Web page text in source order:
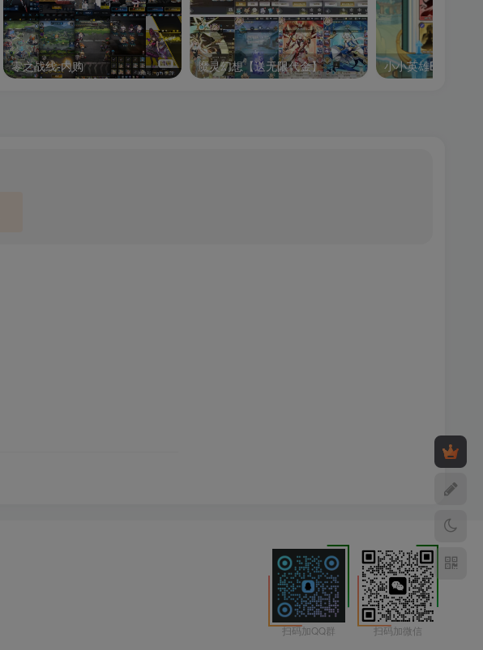
零之战线-内购 魔灵幻想【送无限代金】 小小英雄BT版
扫码加QQ群 扫码加微信